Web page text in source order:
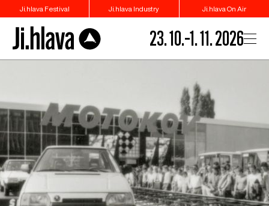
Ji.hlava Festival Ji.hlava Industry Ji.hlava On Air
23. 10.–1. 11. 2026